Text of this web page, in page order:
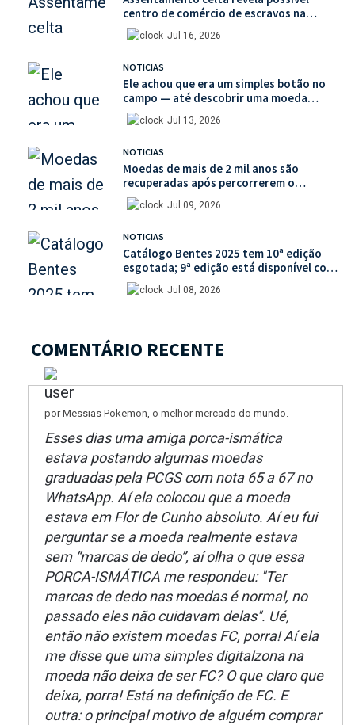
centro de comércio de escravos na
França
Jul 16, 2026
NOTICIAS
Ele achou que era um simples botão no
campo — até descobrir uma moeda
medieval de valor histórico incalculável
Jul 13, 2026
NOTICIAS
Moedas de mais de 2 mil anos são
recuperadas após percorrerem o
mercado ilegal de antiguidades
Jul 09, 2026
NOTICIAS
Catálogo Bentes 2025 tem 10ª edição
esgotada; 9ª edição está disponível com
mais de 30% de desconto na unidade
Jul 08, 2026
COMENTÁRIO RECENTE
por Messias Pokemon, o melhor mercado do mundo.
Esses dias uma amiga porca-ismática
estava postando algumas moedas
graduadas pela PCGS com nota 65 a 67 no
WhatsApp. Aí ela colocou que a moeda
estava em Flor de Cunho absoluto. Aí eu fui
perguntar se a moeda realmente estava
sem “marcas de dedo”, aí olha o que essa
PORCA-ISMÁTICA me respondeu: "Ter
marcas de dedo nas moedas é normal, no
passado eles não cuidavam delas". Ué,
então não existem moedas FC, porra! Aí ela
me disse que uma simples digitalzona na
moeda não deixa de ser FC? O que claro que
deixa, porra! Está na definição de FC. E
outra: o principal motivo de alguém comprar